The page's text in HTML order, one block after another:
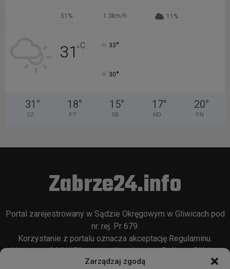
Zarządzaj zgodą
51% 1.3km/h 11%
31°C 33°
30°
31 °
CZ
18°
PT
15°
SB
17°
ND
20°
PN
Zabrze24.info
Portal zarejestrowany w Sądzie Okręgowym w Gliwicach pod
nr. rej. Pr 679.
Korzystanie z portalu oznacza akceptację Regulaminu.
Używamy COOKIES w sposób opisany wPolityce Plików
Cookie